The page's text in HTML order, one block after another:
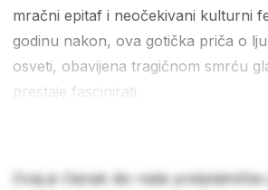
mračni epitaf i neočekivani kulturni
godinu nakon, ova gotička priča o
osveti, obavijena tragičnom smrću
prestaje fascinirati.
Ovaj je članak dio naše pretplatničke